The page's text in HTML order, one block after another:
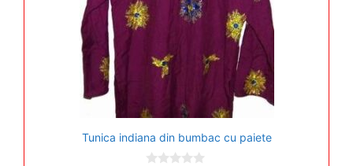
Tunica indiana din bumbac cu paiete